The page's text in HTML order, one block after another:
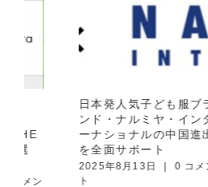
日本発人気子ども服ブラ
ンド・ナルミヤ・インタ
ーナショナルの中国進出
を全面サポート
2025年8月13日 |
0 コメン
ト